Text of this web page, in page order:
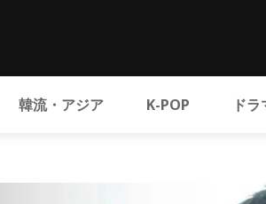
韓流・アジア K-POP ドラ